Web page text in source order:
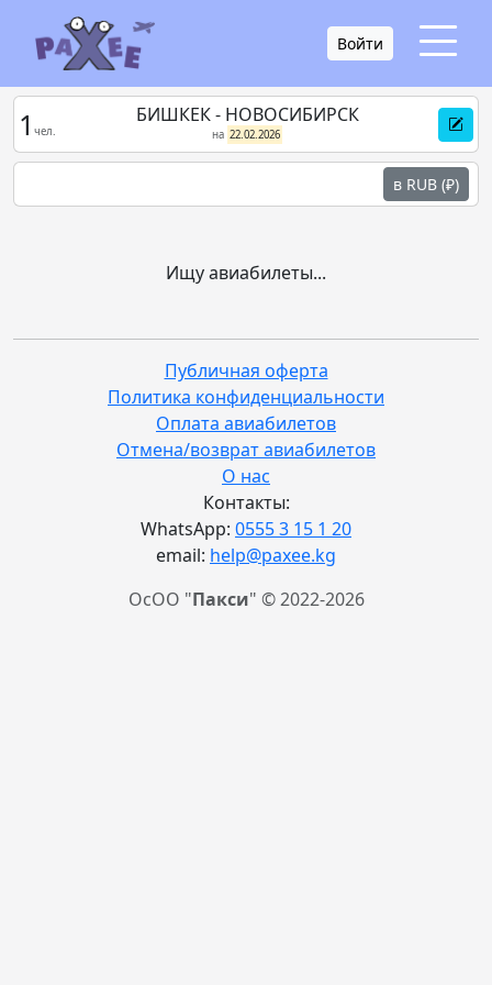
Войти
1 чел.
БИШКЕК - НОВОСИБИРСК
на 22.02.2026
в RUB (₽)
Ищу авиабилеты...
Публичная оферта
Политика конфиденциальности
Оплата авиабилетов
Отмена/возврат авиабилетов
О нас
Контакты:
WhatsApp: 0555 3 15 1 20
email: help@paxee.kg
ОсОО "Пакси" © 2022-2026